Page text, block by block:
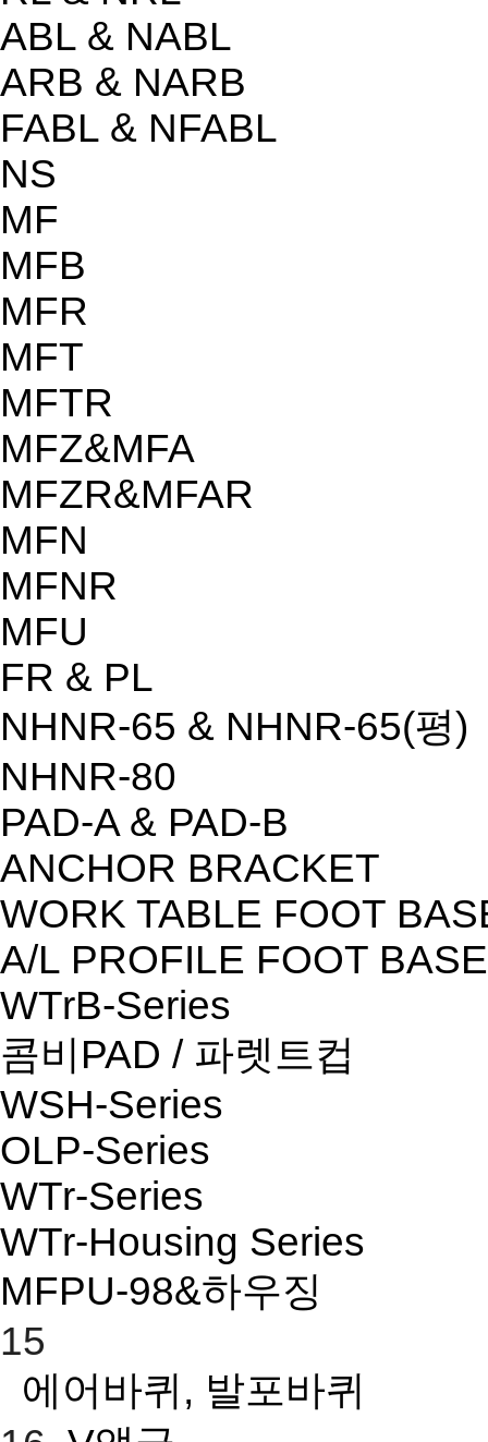
ABL & NABL
ARB & NARB
FABL & NFABL
NS
MF
MFB
MFR
MFT
MFTR
MFZ&MFA
MFZR&MFAR
MFN
MFNR
MFU
FR & PL
NHNR-65 & NHNR-65(평)
NHNR-80
PAD-A & PAD-B
ANCHOR BRACKET
WORK TABLE FOOT
A/L PROFILE FOOT BASE
WTrB-Series
콤비PAD / 파렛트컵
WSH-Series
OLP-Series
WTr-Series
WTr-Housing Series
MFPU-98&하우징
15
에어바퀴, 발포바퀴